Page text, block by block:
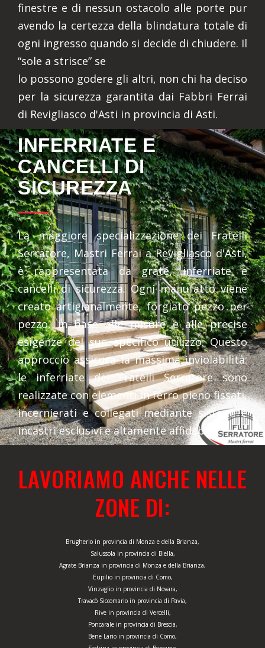
finestre e di nessun ostacolo alle porte pur
avendo la certezza della blindatura totale di
ogni ingresso quando si decide di chiudere. Il
“sole a strisce” se
lo possono godere gli altri, non chi ha deciso
per la sicurezza garantita dai Fabbri Ferrai
di Revigliasco d'Asti in provincia di Asti.
INFERRIATE E
CANCELLI DI
SICUREZZA
La maggiore specializzazione dei Fratelli
Serratore, Mastri Ferrai a Revigliasco d'Asti,
è rappresentata da grate, inferriate e
cancelli di sicurezza. Ogni manufatto viene
creato artigianalmente, forgiato pezzo per
pezzo, in base alle misure e alle precise
esigenze del suo specifico utilizzo. Questo
approccio assicura la massima inviolabilità:
le inferriate dei Fratelli Serratore sono
realizzate con elementi in ferro pieno fissati,
incernierati e collegati mediante sistemi e
incastri esclusivi e altamente affidabili.
LAVORIAMO ANCHE NELLE
ZONE DI:
Brugherio in provincia di Monza e della Brianza,
Salussola in provincia di Biella,
Agrate Brianza in provincia di Monza e della Brianza,
Eupilio in provincia di Como,
Vinzaglio in provincia di Novara,
Travacò Siccomario in provincia di Pavia,
Rive in provincia di Vercelli,
Poncarale in provincia di Brescia,
Bene Lario in provincia di Como,